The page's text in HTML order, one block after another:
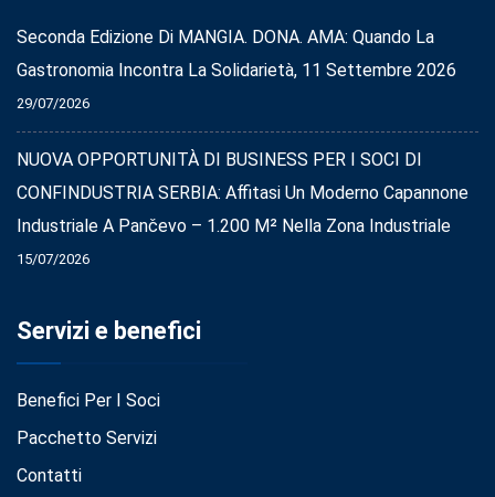
Seconda Edizione Di MANGIA. DONA. AMA: Quando La
Gastronomia Incontra La Solidarietà, 11 Settembre 2026
29/07/2026
NUOVA OPPORTUNITÀ DI BUSINESS PER I SOCI DI
CONFINDUSTRIA SERBIA: Affitasi Un Moderno Capannone
Industriale A Pančevo – 1.200 M² Nella Zona Industriale
15/07/2026
Servizi e benefici
Benefici Per I Soci
Pacchetto Servizi
Contatti